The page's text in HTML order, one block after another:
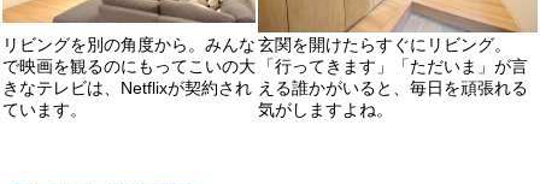
リビングを別の角度から。みんな
で映画を観るのにもってこいの大
きなテレビは、Netflixが契約され
ています。
玄関を開けたらすぐにリビング。
「行ってきます」「ただいま」が言
える誰かがいると、毎日を頑張れる
気がしますよね。